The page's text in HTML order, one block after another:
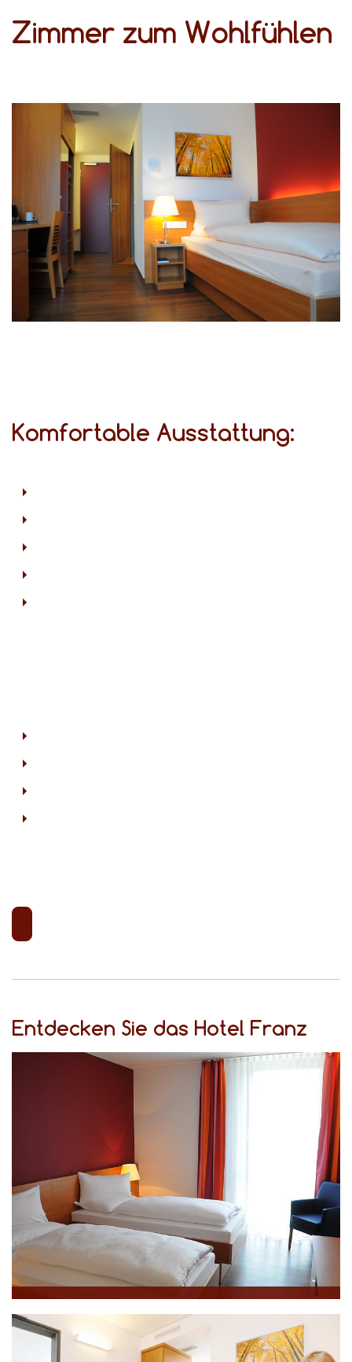
Zimmer zum Wohlfühlen
Komfortable Ausstattung:
Entdecken Sie das Hotel Franz